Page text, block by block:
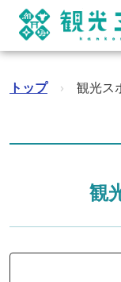
トップ › 観光ス
観